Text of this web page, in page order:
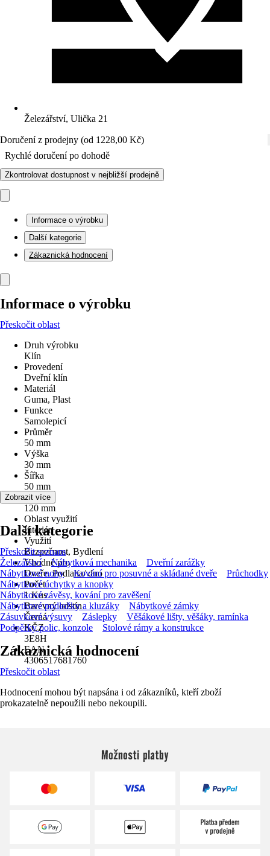
Železářství, Ulička 21
Doručení z prodejny (od 1228,00 Kč)
Rychlé doručení po dohodě
Zkontrolovat dostupnost v nejbližší prodejně
Informace o výrobku
Další kategorie
Zákaznická hodnocení
Informace o výrobku
Přeskočit oblast
Druh výrobku
Klín
Provedení
Dveřní klín
Materiál
Guma, Plast
Funkce
Samolepicí
Průměr
50 mm
Výška
30 mm
Šířka
50 mm
Délka
120 mm
Oblast využití
Interiér
Využití
Bezpečnost, Bydlení
Vhodné pro
Dveře, Podlaha/ dno
Počet
1 Kus
Barevný odstín
Černá
KČZ
3E8H
EAN
4306517681760
Zobrazit více
Další kategorie
Přeskočit seznam
Železářství
Nábytková mechanika
Dveřní zarážky
Nábytkové nohy
Kování pro posuvné a skládané dveře
Průchodky
Nábytkové úchytky a knopky
Nábytkové závěsy, kování pro zavěšení
Nábytkové podložky a kluzáky
Nábytkové zámky
Zásuvkové výsuvy
Záslepky
Věšákové lišty, věšáky, ramínka
Podpěrky polic, konzole
Stolové rámy a konstrukce
Zákaznická hodnocení
Přeskočit oblast
Hodnocení mohou být napsána i od zákazníků, kteří zboží
prokazatelně nepoužili nebo nekoupili.
Možnosti platby